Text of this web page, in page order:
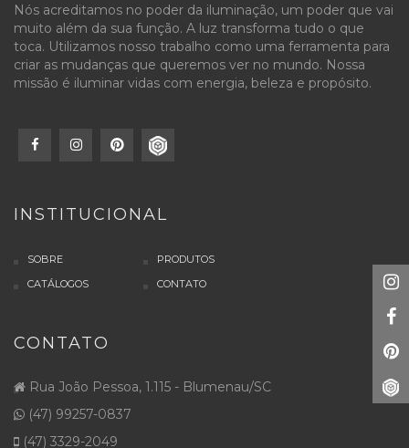
Nós acreditamos no poder da iluminação, um poder que vai
muito além da sua função. A luz transforma tudo o que
toca. Utilizamos nosso trabalho como uma ferramenta para
criar as mudanças que queremos ver no mundo. Nossa
missão é iluminar vidas com energia, beleza e propósito.
INSTITUCIONAL
SOBRE
PRODUTOS
CATÁLOGOS
CONTATO
CONTATO
Rua João Pessoa, 1.115 - Blumenau/SC
(47) 99257-0837
(47) 3329-2049